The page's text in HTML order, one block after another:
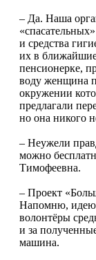
– Да. Наша
и средства
их в
пенсионерке,
воду женщина
окружении
предлагали
но она никого
– Неужели
можно
Тимофеевна.
– Проект
Напомню, идею
волонтёры
и за
машина.